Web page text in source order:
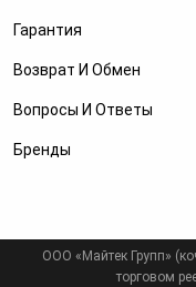
Гарантия
Возврат И Обмен
Вопросы И Ответы
Бренды
ООО «Майтек Групп»
торговом